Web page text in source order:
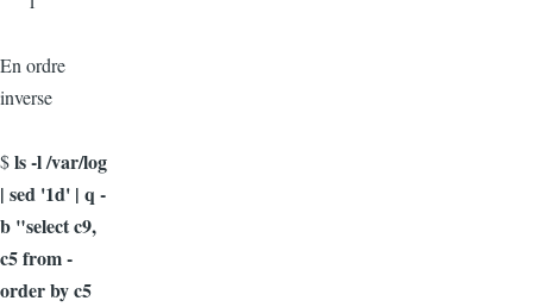
En ordre
inverse
$ls -l /var/log
| sed '1d' | q -
b "select c9,
c5 from -
order by c5